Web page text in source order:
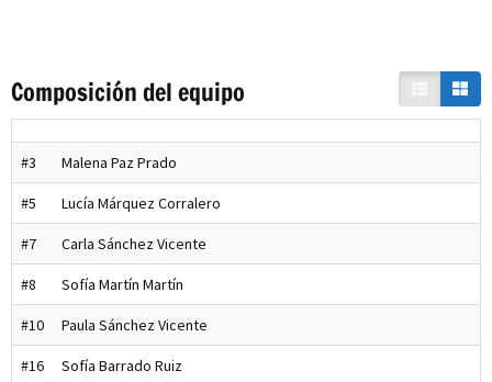
Composición del equipo
#3 Malena Paz Prado
#5 Lucía Márquez Corralero
#7 Carla Sánchez Vicente
#8 Sofía Martín Martín
#10 Paula Sánchez Vicente
#16 Sofía Barrado Ruiz